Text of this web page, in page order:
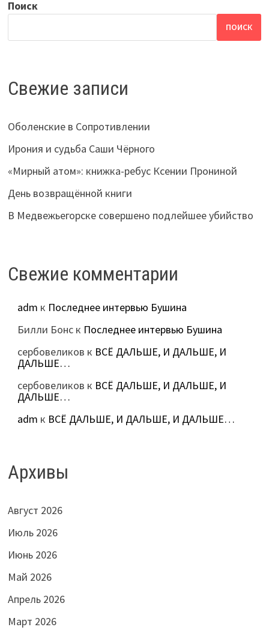
Поиск
ПОИСК
Свежие записи
Оболенские в Сопротивлении
Ирония и судьба Саши Чёрного
«Мирный атом»: книжка-ребус Ксении Прониной
День возвращённой книги
В Медвежьегорске совершено подлейшее убийство
Свежие комментарии
adm к Последнее интервью Бушина
Билли Бонск Последнее интервью Бушина
сербовеликов к ВСЁ ДАЛЬШЕ, И ДАЛЬШЕ, И
ДАЛЬШЕ…
сербовеликов к ВСЁ ДАЛЬШЕ, И ДАЛЬШЕ, И
ДАЛЬШЕ…
adm к ВСЁ ДАЛЬШЕ, И ДАЛЬШЕ, И ДАЛЬШЕ…
Архивы
Август 2026
Июль 2026
Июнь 2026
Май 2026
Апрель 2026
Март 2026